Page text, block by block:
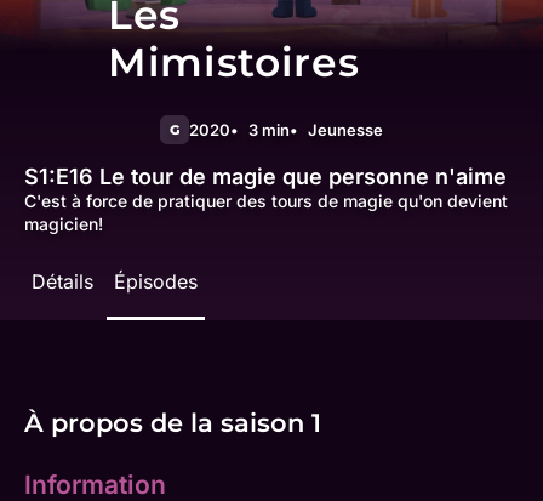
Les
Mimistoires
G 2020 3 min Jeunesse
S1:E16 Le tour de magie que personne n'aime
C'est à force de pratiquer des tours de magie qu'on devient
magicien!
Détails Épisodes
À propos de la saison 1
Information